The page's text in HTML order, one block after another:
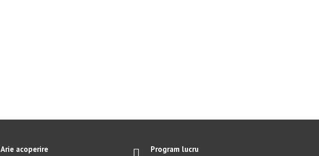
Arie acoperire
Program lucru